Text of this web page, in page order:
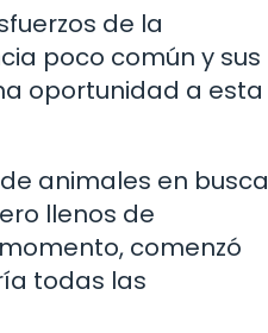
de la
poco común y sus
oportunidad a esta
animales en busca
llenos de
comenzó
todas las